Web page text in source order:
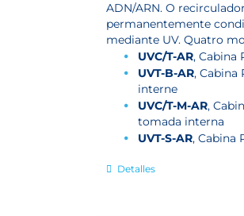
ADN/ARN. O
permanentemente
mediante UV. Quatro
UVC/T-AR, Cabina
UVT-B-AR, Cabina
interne
UVC/T-M-AR,
tomada interna
UVT-S-AR, Cabina
Detalles